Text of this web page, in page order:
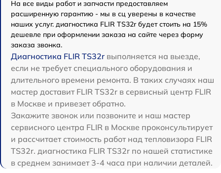
На все виды работ и запчасти предоставляем
расширенную гарантию - мы в сц уверены в качестве
наших услуг. диагностика FLIR TS32r будет стоить на 15%
дешевле при оформлении заказа на сайте через форму
заказа звонка.
Диагностика FLIR TS32r выполняется на выезде,
если не требует специального оборудования и
длительного времени ремонта. В таких случаях наш
мастер доставит FLIR TS32r в сервисный центр FLIR
в Москве и привезет обратно.
Закажите звонок или позвоните и наш мастер
сервисного центра FLIR в Москве проконсультирует
и рассчитает стоимость работ над тепловизора FLIR
TS32r. диагностика FLIR TS32r по нашей статистике
в среднем занимает 3-4 часа при наличии деталей.